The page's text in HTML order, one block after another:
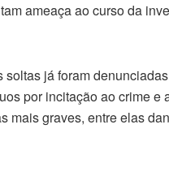
ameaça ao curso da
já foram
por incitação ao crime
mais graves, entre elas